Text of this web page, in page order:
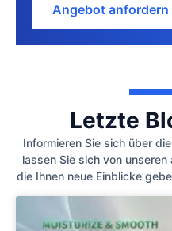
Angebot anfordern
Letzte
Informieren Sie sich über
lassen Sie sich von
die Ihnen neue Einblicke